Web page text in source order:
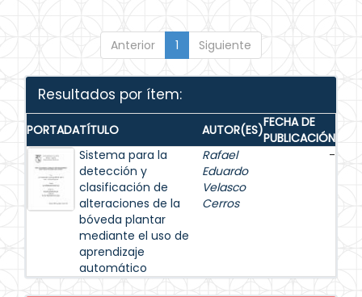
Anterior 1 Siguiente
Resultados por ítem:
PORTADATÍTULO AUTOR(ES)FECHA DE
PUBLICACIÓN
Sistema para la
detección y
clasificación de
alteraciones de la
bóveda plantar
mediante el uso de
aprendizaje
automático
Rafael
Eduardo
Velasco
Cerros
-